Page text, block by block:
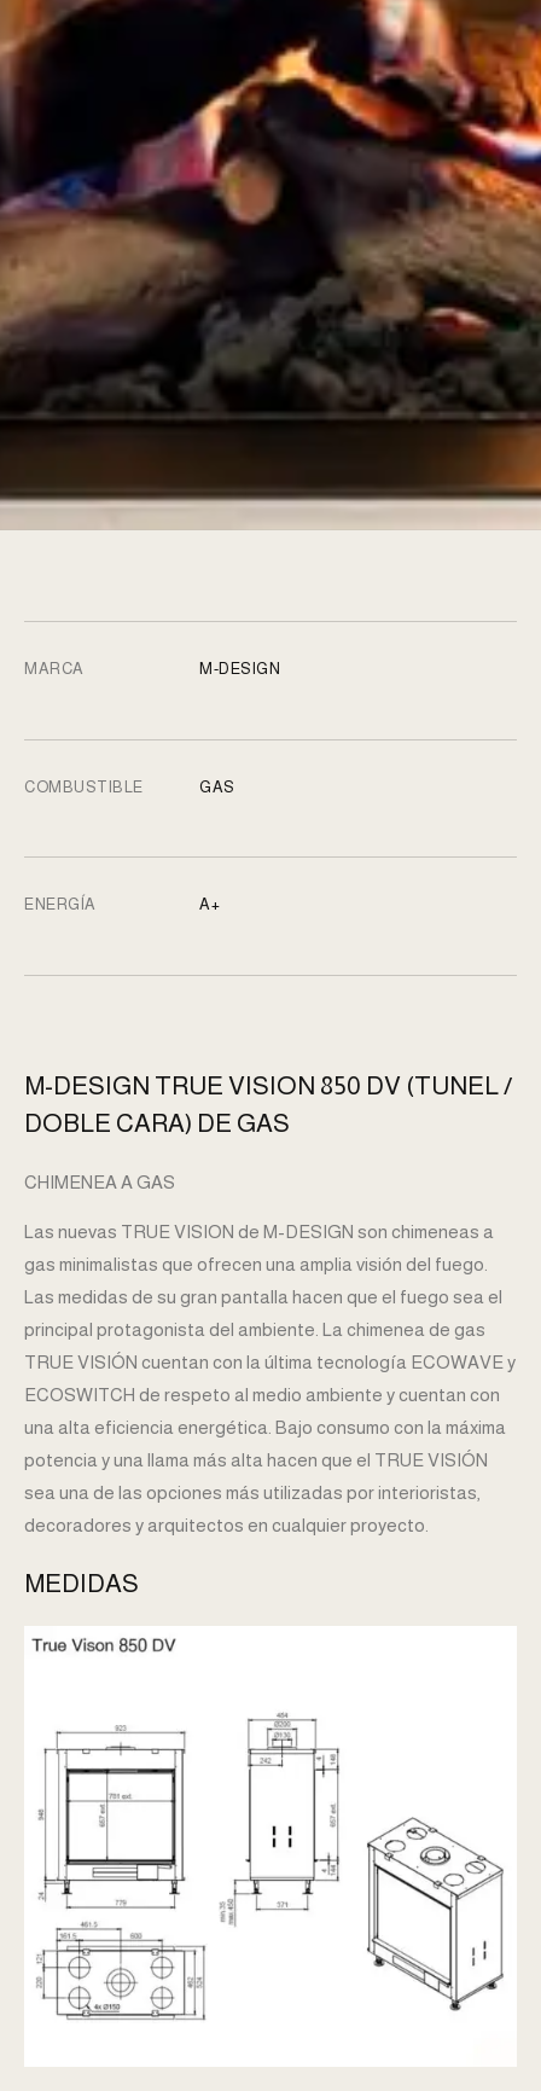
MARCA M-DESIGN
COMBUSTIBLE GAS
ENERGÍA A+
M-DESIGN TRUE VISION 850 DV (TUNEL /
DOBLE CARA) DE GAS
CHIMENEA A GAS
Las nuevas TRUE VISION de M-DESIGN son chimeneas a
gas minimalistas que ofrecen una amplia visión del fuego.
Las medidas de su gran pantalla hacen que el fuego sea el
principal protagonista del ambiente. La chimenea de gas
TRUE VISIÓN cuentan con la última tecnología ECOWAVE y
ECOSWITCH de respeto al medio ambiente y cuentan con
una alta eficiencia energética. Bajo consumo con la máxima
potencia y una llama más alta hacen que el TRUE VISIÓN
sea una de las opciones más utilizadas por interioristas,
decoradores y arquitectos en cualquier proyecto.
MEDIDAS